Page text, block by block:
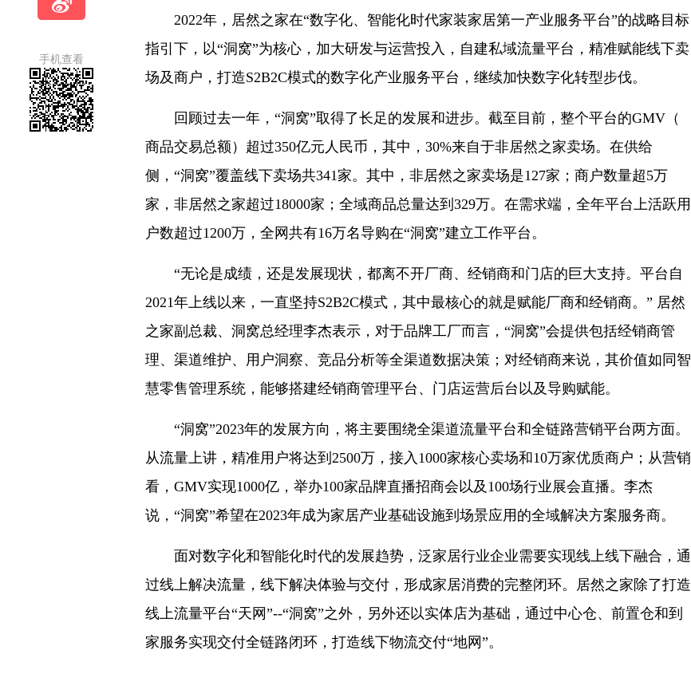
手机查看
2022年，居然之家在“数字化、智能化时代家装家居第一产业服务平台”的战略目标
指引下，以“洞窝”为核心，加大研发与运营投入，自建私域流量平台，精准赋能线下卖
场及商户，打造S2B2C模式的数字化产业服务平台，继续加快数字化转型步伐。
回顾过去一年，“洞窝”取得了长足的发展和进步。截至目前，整个平台的GMV（
商品交易总额）超过350亿元人民币，其中，30%来自于非居然之家卖场。在供给
侧，“洞窝”覆盖线下卖场共341家。其中，非居然之家卖场是127家；商户数量超5万
家，非居然之家超过18000家；全域商品总量达到329万。在需求端，全年平台上活跃用
户数超过1200万，全网共有16万名导购在“洞窝”建立工作平台。
“无论是成绩，还是发展现状，都离不开厂商、经销商和门店的巨大支持。平台自
2021年上线以来，一直坚持S2B2C模式，其中最核心的就是赋能厂商和经销商。” 居然
之家副总裁、洞窝总经理李杰表示，对于品牌工厂而言，“洞窝”会提供包括经销商管
理、渠道维护、用户洞察、竞品分析等全渠道数据决策；对经销商来说，其价值如同智
慧零售管理系统，能够搭建经销商管理平台、门店运营后台以及导购赋能。
“洞窝”2023年的发展方向，将主要围绕全渠道流量平台和全链路营销平台两方面。
从流量上讲，精准用户将达到2500万，接入1000家核心卖场和10万家优质商户；从营销
看，GMV实现1000亿，举办100家品牌直播招商会以及100场行业展会直播。李杰
说，“洞窝”希望在2023年成为家居产业基础设施到场景应用的全域解决方案服务商。
面对数字化和智能化时代的发展趋势，泛家居行业企业需要实现线上线下融合，通
过线上解决流量，线下解决体验与交付，形成家居消费的完整闭环。居然之家除了打造
线上流量平台“天网”--“洞窝”之外，另外还以实体店为基础，通过中心仓、前置仓和到
家服务实现交付全链路闭环，打造线下物流交付“地网”。